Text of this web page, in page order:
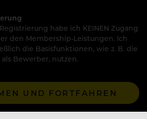
habe ich KEINEN Zugang
den Membership-Leistungen. Ich
die Basisfunktionen, wie z. B. die
Bewerber, nutzen.
UND FORTFAHREN